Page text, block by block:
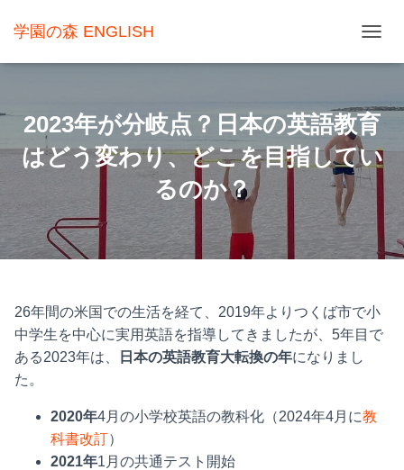
学園の森 ENGLISH
ゲ
ー
シ
ョ
を
切
替
え
2023年が分岐点？日本の英語教育
はどう変わり、どこを目指してい
るのか？
26年間の米国での生活を経て、2019年よりつくば市で小
中学生を中心に実用英語を指導してきましたが、5年目で
ある2023年は、
日本の英語教育大転換の年になりまし
た。
2020年4月の小学校英語の教科化（2024年4月に教
科書改訂）
2021年1月の共通テスト開始